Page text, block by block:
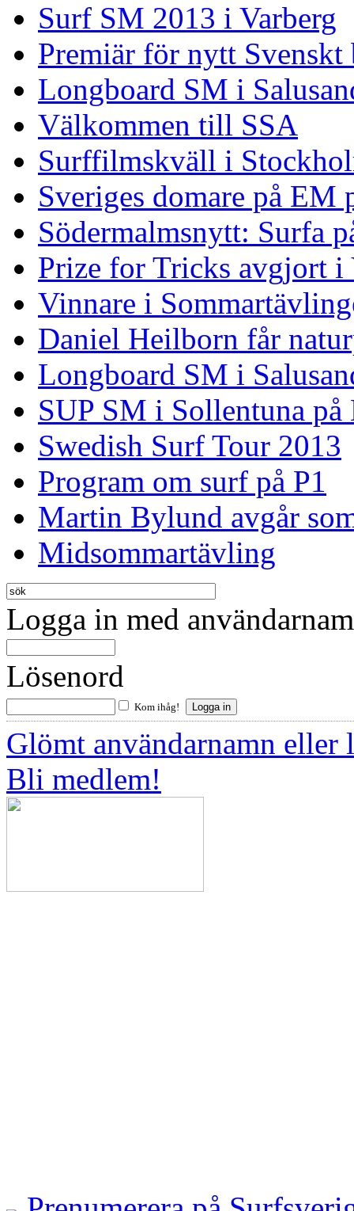
Surf SM 2013 i Varberg
Premiär för nytt Svenskt
Longboard SM i
Välkommen till SSA
Surffilmskväll i
Sveriges domare på EM
Södermalmsnytt: Surfa
Prize for Tricks avgjort i
Vinnare i
Daniel Heilborn får
Longboard SM i
SUP SM i Sollentuna på
Swedish Surf Tour 2013
Program om surf på P1
Martin Bylund avgår
Midsommartävling
Logga in med
Lösenord
Kom ihåg!
Glömt användarnamn eller
Bli medlem!